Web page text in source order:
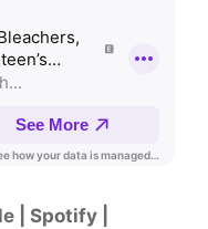
| Spotify |